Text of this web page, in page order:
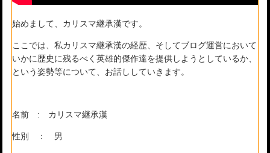
始めまして、カリスマ継承漢です。
ここでは、私カリスマ継承漢の経歴、そしてブログ運営において
いかに歴史に残るべく英雄的傑作達を提供しようとしているか、
という姿勢等について、お話ししていきます。
名前 : カリスマ継承漢
性別 ： 男